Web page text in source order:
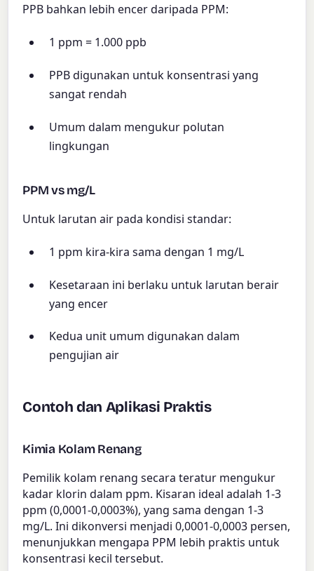
PPB bahkan lebih encer daripada PPM:
1 ppm = 1.000 ppb
PPB digunakan untuk konsentrasi yang
sangat rendah
Umum dalam mengukur polutan
lingkungan
PPM vs mg/L
Untuk larutan air pada kondisi standar:
1 ppm kira-kira sama dengan 1 mg/L
Kesetaraan ini berlaku untuk larutan berair
yang encer
Kedua unit umum digunakan dalam
pengujian air
Contoh dan Aplikasi Praktis
Kimia Kolam Renang
Pemilik kolam renang secara teratur mengukur
kadar klorin dalam ppm. Kisaran ideal adalah 1-3
ppm (0,0001-0,0003%), yang sama dengan 1-3
mg/L. Ini dikonversi menjadi 0,0001-0,0003 persen,
menunjukkan mengapa PPM lebih praktis untuk
konsentrasi kecil tersebut.